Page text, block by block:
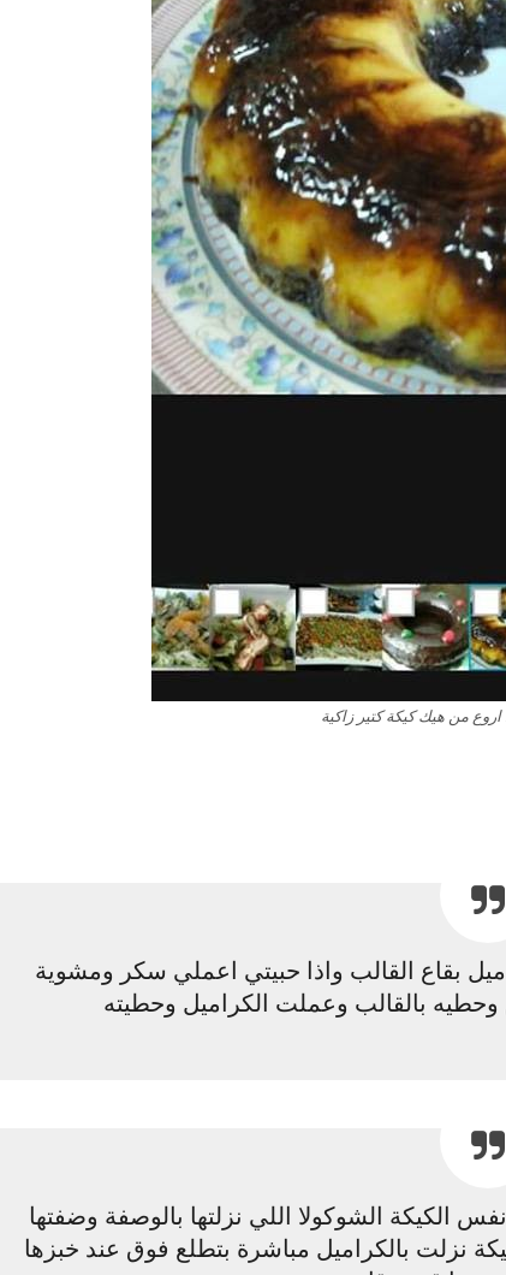
اروع من هيك كيكة كتير زاكية
بقاع القالب واذا حبيتي اعملي سكر ومشوية
وحطيه بالقالب وعملت الكراميل وحطيته
الكيكة الشوكولا اللي نزلتها بالوصفة وضفتها
نزلت بالكراميل مباشرة بتطلع فوق عند خبزها